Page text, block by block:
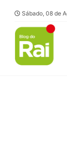
Sábado, 08 de